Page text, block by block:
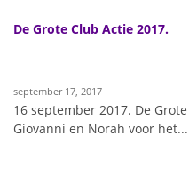
De Grote Club Actie 2017.
september 17, 2017
16 september 2017. De
Giovanni en Norah voor het...